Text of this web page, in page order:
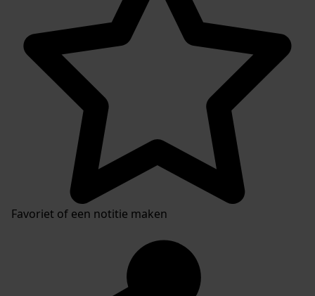
Favoriet of een notitie maken